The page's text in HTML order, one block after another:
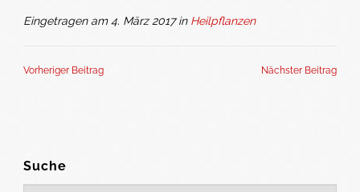
Eingetragen am 4. März 2017 in Heilpflanzen
Vorheriger Beitrag Nächster Beitrag
Suche